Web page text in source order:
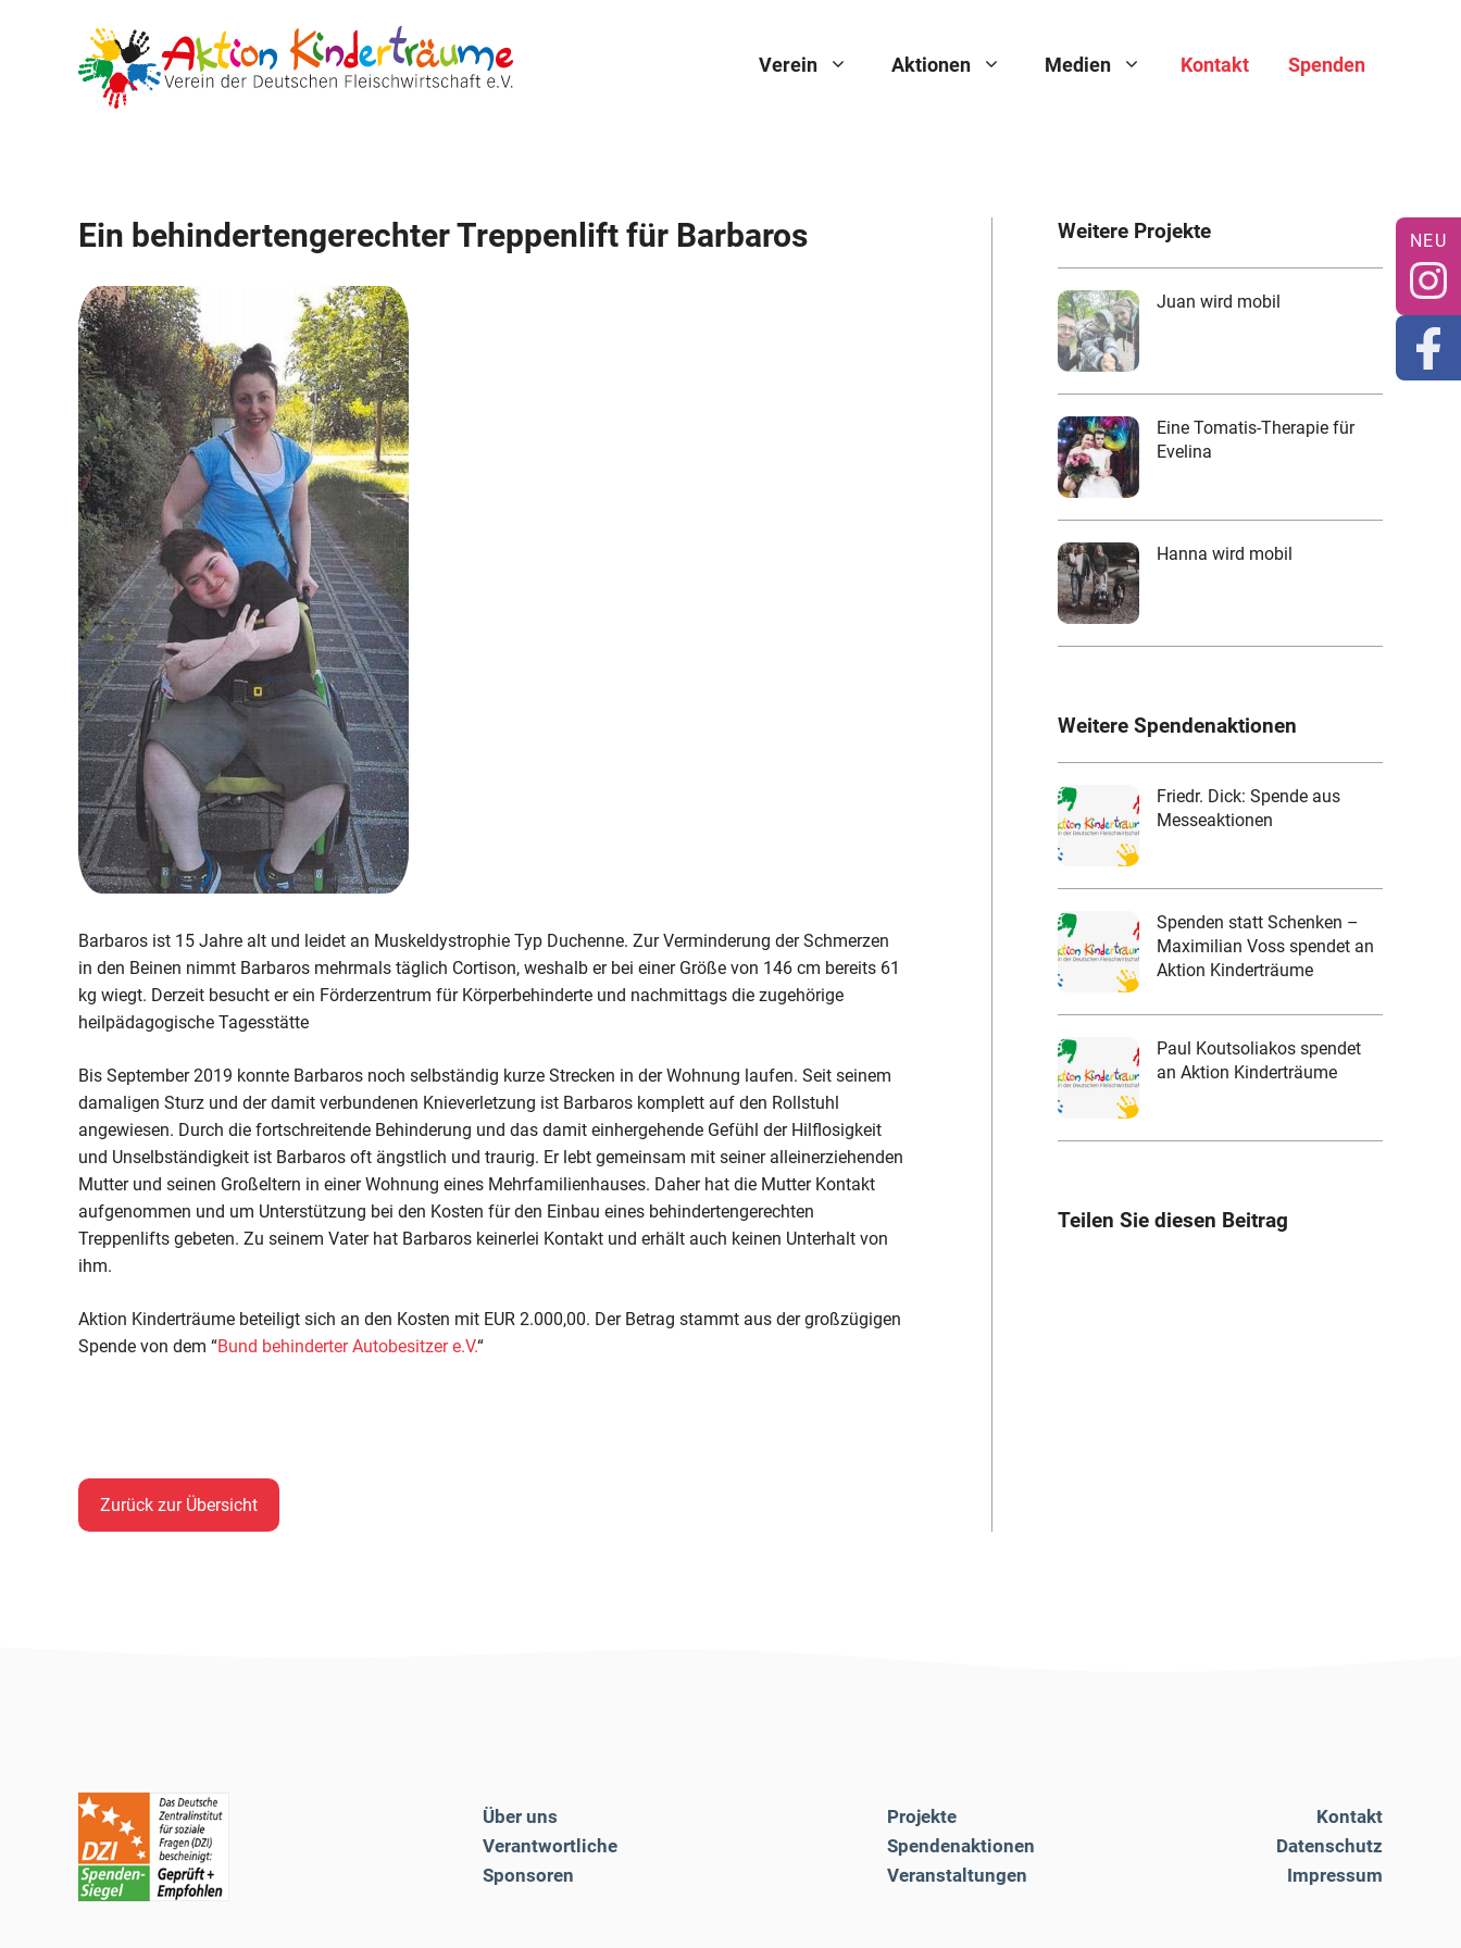
Verein Aktionen Medien Kontakt Spenden
Ein behindertengerechter Treppenlift für Barbaros
Barbaros ist 15 Jahre alt und leidet an Muskeldystrophie Typ Duchenne. Zur Verminderung der Schmerzen
in den Beinen nimmt Barbaros mehrmals täglich Cortison, weshalb er bei einer Größe von 146 cm bereits 61
kg wiegt. Derzeit besucht er ein Förderzentrum für Körperbehinderte und nachmittags die zugehörige
heilpädagogische Tagesstätte
Bis September 2019 konnte Barbaros noch selbständig kurze Strecken in der Wohnung laufen. Seit seinem
damaligen Sturz und der damit verbundenen Knieverletzung ist Barbaros komplett auf den Rollstuhl
angewiesen. Durch die fortschreitende Behinderung und das damit einhergehende Gefühl der Hilflosigkeit
und Unselbständigkeit ist Barbaros oft ängstlich und traurig. Er lebt gemeinsam mit seiner alleinerziehenden
Mutter und seinen Großeltern in einer Wohnung eines Mehrfamilienhauses. Daher hat die Mutter Kontakt
aufgenommen und um Unterstützung bei den Kosten für den Einbau eines behindertengerechten
Treppenlifts gebeten. Zu seinem Vater hat Barbaros keinerlei Kontakt und erhält auch keinen Unterhalt von
ihm.
Aktion Kinderträume beteiligt sich an den Kosten mit EUR 2.000,00. Der Betrag stammt aus der großzügigen
Spende von dem “Bund behinderter Autobesitzer e.V.“
Zurück zur Übersicht
Weitere Projekte
Juan wird mobil
Eine Tomatis-Therapie für
Evelina
Hanna wird mobil
Weitere Spendenaktionen
Friedr. Dick: Spende aus
Messeaktionen
Spenden statt Schenken –
Maximilian Voss spendet an
Aktion Kinderträume
Paul Koutsoliakos spendet
an Aktion Kinderträume
Teilen Sie diesen Beitrag
Über uns
Verantwortliche
Sponsoren
Projekte
Spendenaktionen
Veranstaltungen
Kontakt
Datenschutz
Impressum